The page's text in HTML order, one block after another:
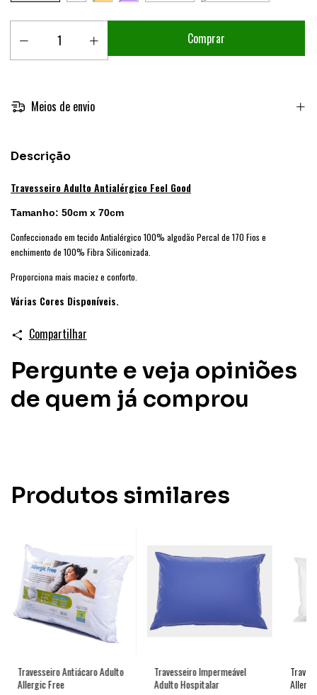
Meios de envio
Descrição
Travesseiro Adulto Antialérgico Feel Good
Tamanho: 50cm x 70cm
Confeccionado em tecido Antialérgico 100% algodão Percal de 170 Fios e
enchimento de 100% Fibra Siliconizada.
Proporciona mais maciez e conforto.
Várias Cores Disponíveis.
Compartilhar
Pergunte e veja opiniões
de quem já comprou
Produtos similares
Travesseiro Antiácaro Adulto
Allergic Free
Travesseiro Impermeável
Adulto Hospitalar